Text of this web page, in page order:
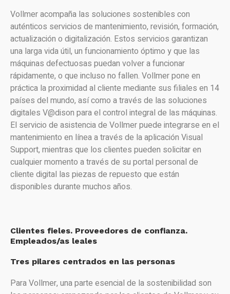
Vollmer acompaña las soluciones sostenibles con
auténticos servicios de mantenimiento, revisión, formación,
actualización o digitalización. Estos servicios garantizan
una larga vida útil, un funcionamiento óptimo y que las
máquinas defectuosas puedan volver a funcionar
rápidamente, o que incluso no fallen. Vollmer pone en
práctica la proximidad al cliente mediante sus filiales en 14
países del mundo, así como a través de las soluciones
digitales V@dison para el control integral de las máquinas.
El servicio de asistencia de Vollmer puede integrarse en el
mantenimiento en línea a través de la aplicación Visual
Support, mientras que los clientes pueden solicitar en
cualquier momento a través de su portal personal de
cliente digital las piezas de repuesto que están
disponibles durante muchos años.
Clientes fieles. Proveedores de confianza.
Empleados/as leales
Tres pilares centrados en las personas
Para Vollmer, una parte esencial de la sostenibilidad son